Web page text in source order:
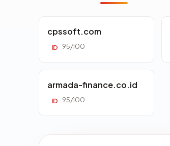
cpssoft.com
ID 95/100
armada-finance.co.id
ID 95/100